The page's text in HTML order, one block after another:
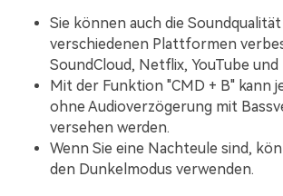
Sie können auch die
verschiedenen Plattformen
SoundCloud, Netflix, YouTube und
Mit der Funktion "CMD + B" kann
ohne Audioverzögerung mit
versehen werden.
Wenn Sie eine Nachteule sind,
den Dunkelmodus verwenden.